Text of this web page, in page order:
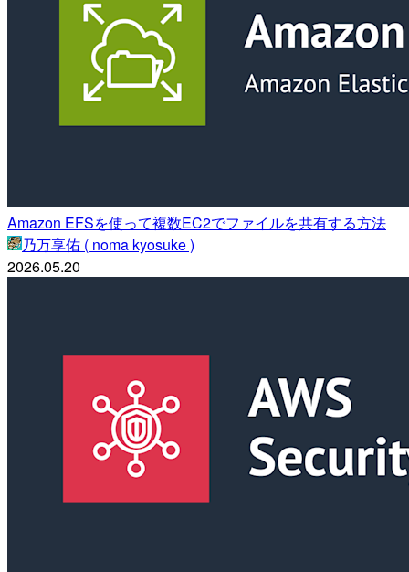
Amazon EFSを使って複数EC2でファイルを共有する方法
乃万享佑 ( noma kyosuke )
2026.05.20